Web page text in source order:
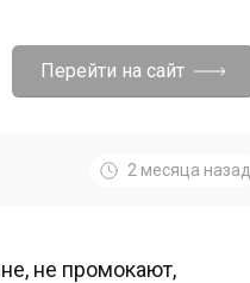
Перейти на сайт
2 месяца назад
не промокают,